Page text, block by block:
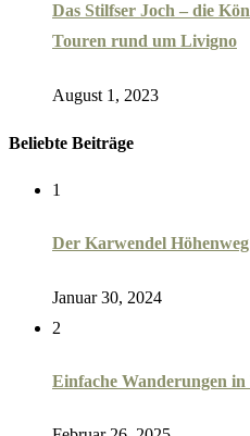
Das Stilfser Joch – die
Touren rund um Livigno
August 1, 2023
Beliebte Beiträge
1
Der Karwendel
Januar 30, 2024
2
Einfache Wanderungen